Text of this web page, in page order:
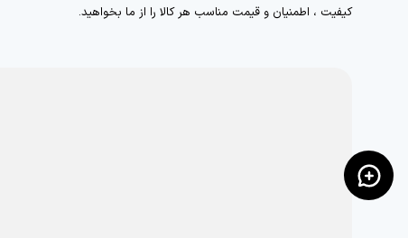
کیفیت ، اطمنیان و قیمت مناسب هر کالا را از ما بخواهید.